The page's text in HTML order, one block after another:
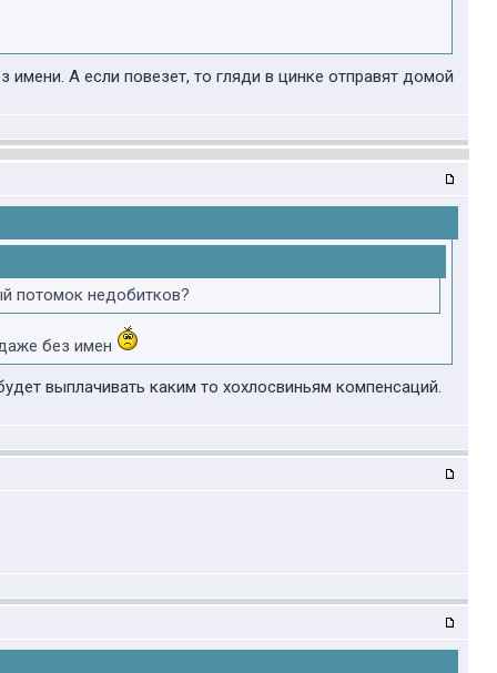
А если повезет, то гляди в цинке отправят домой
потомок недобитков?
без имен
выплачивать каким то хохлосвиньям компенсаций.